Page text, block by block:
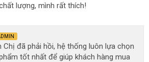
lượng, mình rất thích!
Chị đã phải hồi, hệ thống luôn lựa chọn
tốt nhất để giúp khách hàng mua